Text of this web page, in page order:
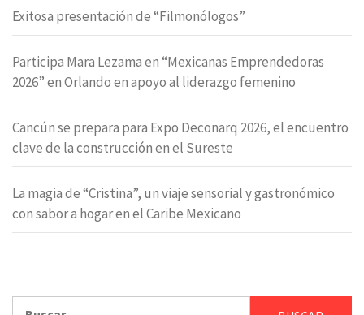
Exitosa presentación de “Filmonólogos”
Participa Mara Lezama en “Mexicanas Emprendedoras
2026” en Orlando en apoyo al liderazgo femenino
Cancún se prepara para Expo Deconarq 2026, el encuentro
clave de la construcción en el Sureste
La magia de “Cristina”, un viaje sensorial y gastronómico
con sabor a hogar en el Caribe Mexicano